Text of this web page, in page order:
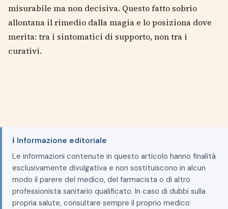
misurabile ma non decisiva. Questo fatto sobrio
allontana il rimedio dalla magia e lo posiziona dove
merita: tra i sintomatici di supporto, non tra i
curativi.
ℹ️ Informazione editoriale
Le informazioni contenute in questo articolo hanno finalità
esclusivamente divulgativa e non sostituiscono in alcun
modo il parere del medico, del farmacista o di altro
professionista sanitario qualificato. In caso di dubbi sulla
propria salute, consultare sempre il proprio medico